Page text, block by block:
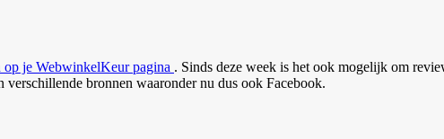
op je WebwinkelKeur pagina . Sinds deze week is het ook mogelijk om
bronnen waaronder nu dus ook Facebook.